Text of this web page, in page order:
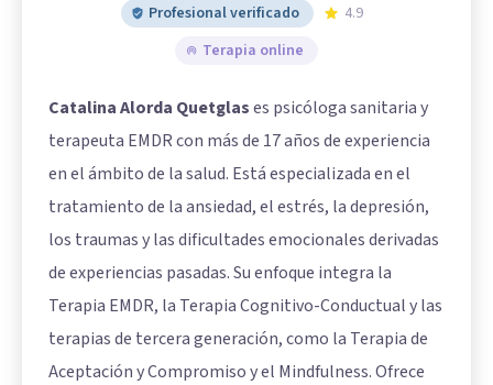
Profesional verificado
4.9
Terapia online
Catalina Alorda Quetglases psicóloga sanitaria y
terapeuta EMDR con más de 17 años de experiencia
en el ámbito de la salud. Está especializada en el
tratamiento de la ansiedad, el estrés, la depresión,
los traumas y las dificultades emocionales derivadas
de experiencias pasadas. Su enfoque integra la
Terapia EMDR, la Terapia Cognitivo-Conductual y las
terapias de tercera generación, como la Terapia de
Aceptación y Compromiso y el Mindfulness. Ofrece